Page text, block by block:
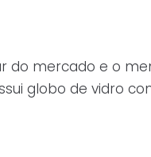
do mercado e o
globo de vidro